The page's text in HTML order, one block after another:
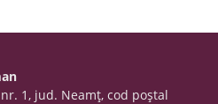
1, jud. Neamţ, cod poştal